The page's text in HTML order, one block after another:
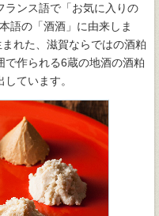
ランス語で「お気に入りの
語の「酒酒」に由来しま
れた、滋賀ならではの酒粕
で作られる6蔵の地酒の酒粕
ています。